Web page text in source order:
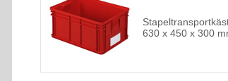
630 x 450 x 300